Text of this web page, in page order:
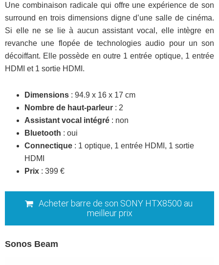
Une combinaison radicale qui offre une expérience de son
surround en trois dimensions digne d’une salle de cinéma.
Si elle ne se lie à aucun assistant vocal, elle intègre en
revanche une flopée de technologies audio pour un son
décoiffant. Elle possède en outre 1 entrée optique, 1 entrée
HDMI et 1 sortie HDMI.
Dimensions : 94.9 x 16 x 17 cm
Nombre de haut-parleur : 2
Assistant vocal intégré : non
Bluetooth : oui
Connectique : 1 optique, 1 entrée HDMI, 1 sortie
HDMI
Prix : 399 €
Acheter barre de son SONY HTX8500 au
meilleur prix
Sonos Beam